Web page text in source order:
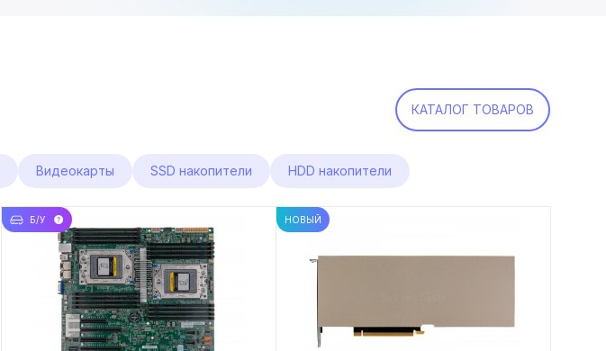
КАТАЛОГ ТОВАРОВ
Видеокарты SSD накопители HDD накопители
Б/У НОВЫЙ